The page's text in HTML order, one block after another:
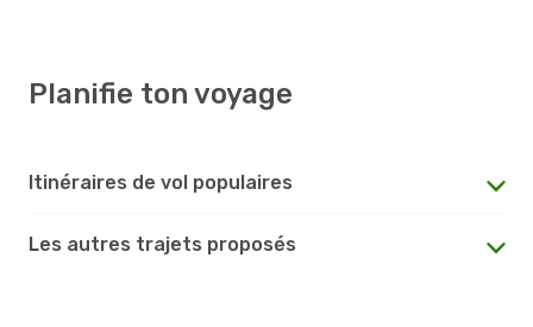
Planifie ton voyage
Itinéraires de vol populaires
Les autres trajets proposés